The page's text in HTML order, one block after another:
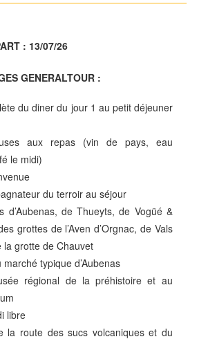
: 13/07/26
GENERALTOUR :
du diner du jour 1 au petit déjeuner
aux repas (vin de pays, eau
le midi)
du terroir au séjour
d’Aubenas, de Thueyts, de Vogüé &
grottes de l’Aven d’Orgnac, de Vals
la grotte de Chauvet
typique d’Aubenas
régional de la préhistoire et au
libre
la route des sucs volcaniques et du